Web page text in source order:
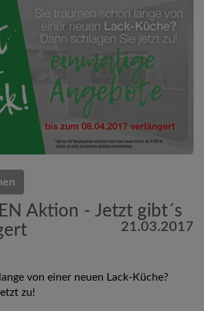
Aktion - Jetzt gibt´s
21.03.2017
von einer neuen Lack-Küche?
zu!